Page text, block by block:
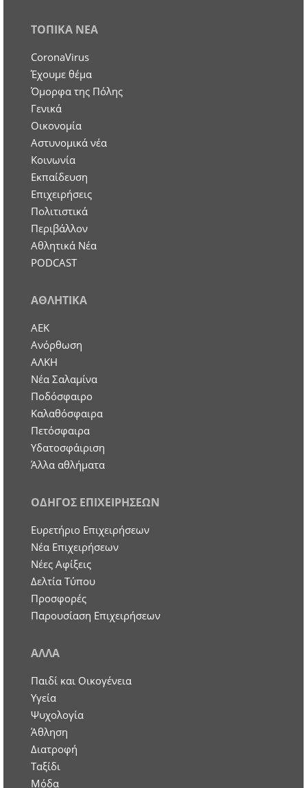
ΤΟΠΙΚΑ ΝΕΑ
CoronaVirus
Έχουμε θέμα
Όμορφα της Πόλης
Γενικά
Οικονομία
Aστυνομικά νέα
Κοινωνία
Εκπαίδευση
Επιχειρήσεις
Πολιτιστικά
Περιβάλλον
Αθλητικά Νέα
PODCAST
ΑΘΛΗΤΙΚΑ
ΑΕΚ
Ανόρθωση
ΑΛΚΗ
Νέα Σαλαμίνα
Ποδόσφαιρο
Καλαθόσφαιρα
Πετόσφαιρα
Υδατοσφάιριση
Άλλα αθλήματα
ΟΔΗΓΟΣ ΕΠΙΧΕΙΡΗΣΕΩΝ
Ευρετήριο Επιχειρήσεων
Nέα Επιχειρήσεων
Νέες Αφίξεις
Δελτία Τύπου
Προσφορές
Παρουσίαση Επιχειρήσεων
ΑΛΛΑ
Παιδί και Οικογένεια
Υγεία
Ψυχολογία
Άθληση
Διατροφή
Ταξίδι
Μόδα